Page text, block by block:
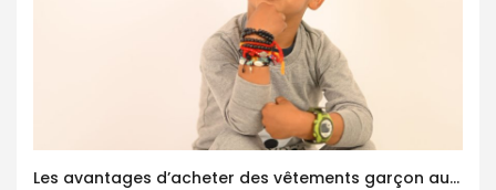
Les avantages d’acheter des vêtements garçon auprès d’un grossiste